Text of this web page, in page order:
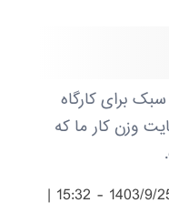
برای کارگاه
وزن کار ما که
|